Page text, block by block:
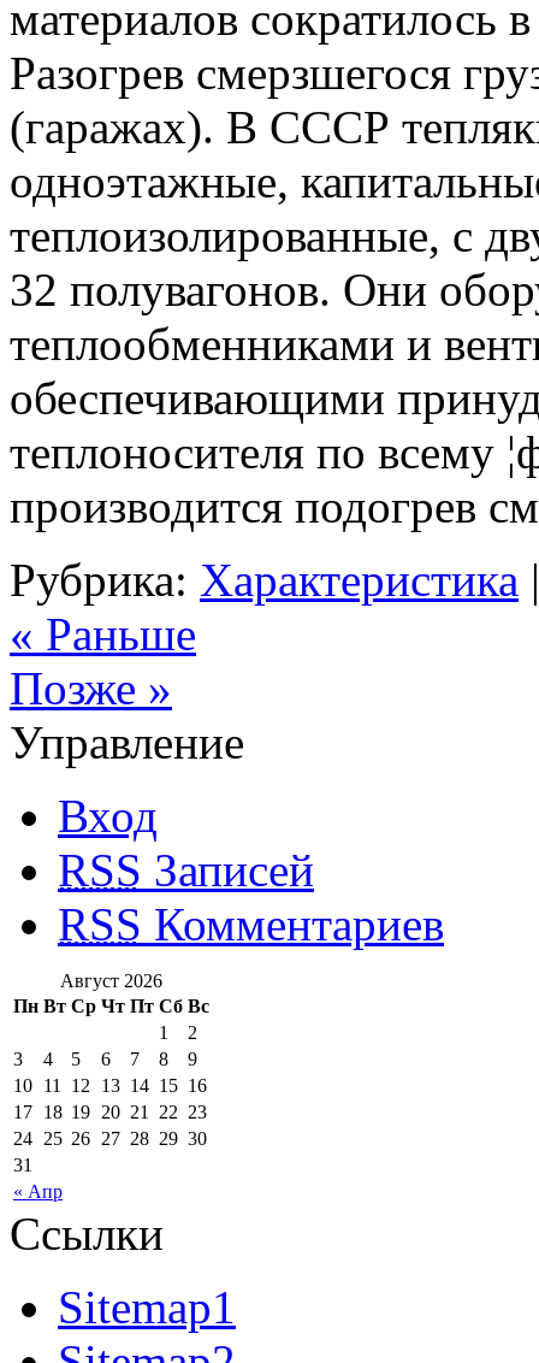
материалов сократилось
Разогрев смерзшегося
(гаражах). В СССР
одноэтажные,
теплоизолированные, с
32 полувагонов. Они
теплообменниками и
обеспечивающими
теплоносителя по всему
производится подогрев
Рубрика: Характеристика
« Раньше
Позже »
Управление
Вход
RSS Записей
RSS Комментариев
Август 2026
Пн Вт Ср Чт Пт Сб Вс
« Апр
1
2
3
4 5 6 7 8
9
10 11 12 13 14 15 16
17 18 19 20 21 22 23
24 25 26 27 28 29 30
31
Ссылки
Sitemap1